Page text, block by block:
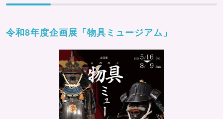
令和8年度企画展「物具ミュージアム」